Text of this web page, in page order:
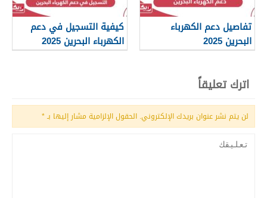
تفاصيل دعم الكهرباء
البحرين 2025
كيفية التسجيل في دعم
الكهرباء البحرين 2025
اترك تعليقاً
لن يتم نشر عنوان بريدك الإلكتروني. الحقول الإلزامية مشار إليها بـ*